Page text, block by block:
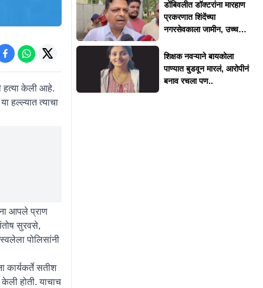
हत्या केली आहे.
हल्ल्यात त्याचा
आपले प्राण
सुरवसे,
पोलिसांनी
कार्यकर्ते सतीश
होती. याचाच
डोंबिवलीत डॉक्टरांना मारहाण
प्रकरणात शिंदेंच्या
नगरसेवकाला जामीन, उच्च
शिक्षक नवऱ्याने बायकोला
पाण्यात बुडवून मारलं, आरोपीनं
बनाव रचला पण..